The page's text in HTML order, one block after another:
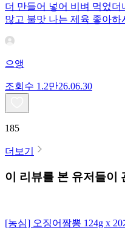
더 만들어 넣어 비벼 먹었
많고 불맛 나는 제육 좋아
으앵
조회수 1.2만26.06.30
185
더보기
이 리뷰를 본 유저들이
[농심] 오징어짬뽕 124g x